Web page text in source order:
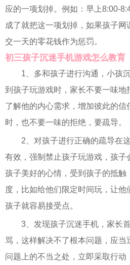
应的一项划掉。例如：早上8:00-
成了就把这一项划掉，如果孩子网
交一天的零花钱作为惩罚。
初三孩子沉迷手机游戏怎么教育
1、多和孩子进行沟通，小孩
到孩子玩游戏时，家长不要一味地
了解他的内心需求，增加彼此的
时，也不要一味的拒绝，要疏导。
2、对孩子进行正确的疏导在
有效，强制禁止孩子玩游戏，孩子
孩子美好的心情，受到孩子的抵触
度，比如给他们限定时间玩，让
孩子就容易接受点。
3、发现孩子沉迷手机，家长
骂，这样解决不了根本问题，应当
问题上的不当之处，立即采取行动